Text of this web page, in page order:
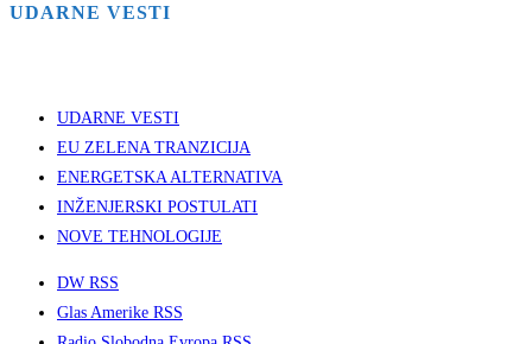
UDARNE VESTI
UDARNE VESTI
EU ZELENA TRANZICIJA
ENERGETSKA ALTERNATIVA
INŽENJERSKI POSTULATI
NOVE TEHNOLOGIJE
DW RSS
Glas Amerike RSS